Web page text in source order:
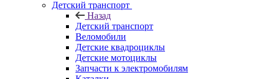
Детский транспорт
Назад
Детский транспорт
Веломобили
Детские квадроциклы
Детские мотоциклы
Запчасти к электромобилям